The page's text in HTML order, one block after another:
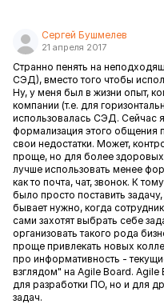
Сергей Бушмелев
21 апреля 2017
Странно пенять на
СЭД), вместо того чтобы
Ну, у меня был в жизни опыт,
компании (т.е. для
использовалась СЭД. Сейчас
формализация этого общения
свои недостатки. Может,
проще, но для более
лучше использовать менее
как то почта, чат, звонок. К
было просто поставить
бывает нужно, когда
сами захотят выбрать себе
организовать такого рода
проще привлекать новых
про информативность -
взглядом" на Agile Board.
для разработки ПО, но и для
задач.